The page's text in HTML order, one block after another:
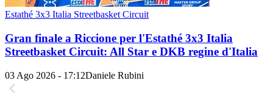
Estathé 3x3 Italia Streetbasket Circuit
Gran finale a Riccione per l'Estathé 3x3 Italia
Streetbasket Circuit: All Star e DKB regine d'Italia
03 Ago 2026 - 17:12Daniele Rubini